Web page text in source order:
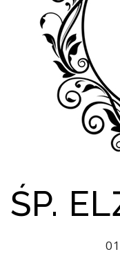
ŚP.